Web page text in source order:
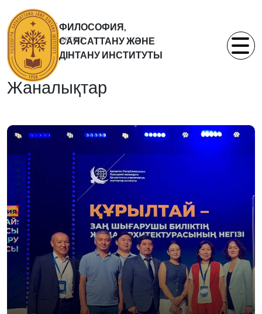
ФИЛОСОФИЯ,
САЯСАТТАНУ ЖӘНЕ
ДІНТАНУ ИНСТИТУТЫ
Басты бет
Жаналықтар
Статьи
Жаналықтар